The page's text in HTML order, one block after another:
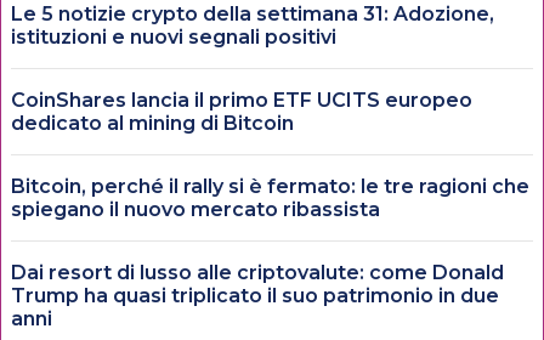
Le 5 notizie crypto della settimana 31: Adozione,
istituzioni e nuovi segnali positivi
CoinShares lancia il primo ETF UCITS europeo
dedicato al mining di Bitcoin
Bitcoin, perché il rally si è fermato: le tre ragioni che
spiegano il nuovo mercato ribassista
Dai resort di lusso alle criptovalute: come Donald
Trump ha quasi triplicato il suo patrimonio in due
anni